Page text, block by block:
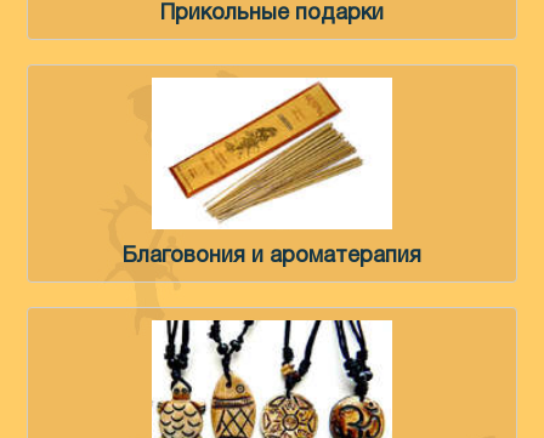
Прикольные подарки
Благовония и ароматерапия